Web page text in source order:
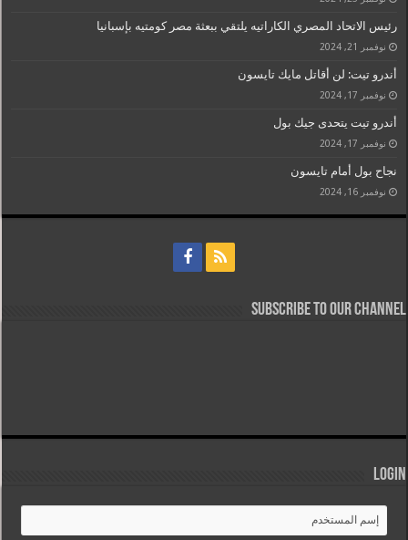
رئيس الاتحاد المصري الكاراتيه يلتقي ببعثة مصر كومتيه بإسبانيا
نوفمبر 21, 2024
أندرو تيت: لن أقاتل مايك تايسون
نوفمبر 17, 2024
أندرو تيت يتحدى جيك بول
نوفمبر 17, 2024
نجاح بول أمام تايسون
نوفمبر 16, 2024
Subscribe to our Channel
Login